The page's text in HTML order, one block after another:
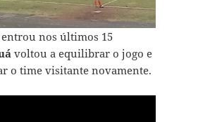
nos últimos 15
voltou a equilibrar o jogo e
o time visitante novamente.